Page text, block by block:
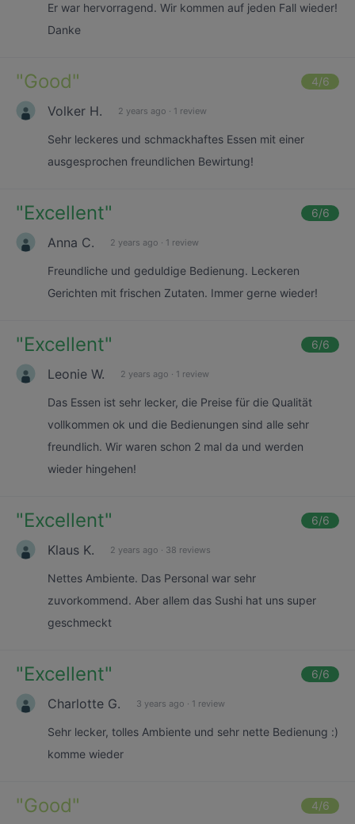
Er war hervorragend. Wir kommen auf jeden Fall wieder!
Danke
"Good" 4/6
Volker H. 2 years ago · 1 review
Sehr leckeres und schmackhaftes Essen mit einer
ausgesprochen freundlichen Bewirtung!
"Excellent" 6/6
Anna C. 2 years ago · 1 review
Freundliche und geduldige Bedienung. Leckeren
Gerichten mit frischen Zutaten. Immer gerne wieder!
"Excellent" 6/6
Leonie W. 2 years ago · 1 review
Das Essen ist sehr lecker, die Preise für die Qualität
vollkommen ok und die Bedienungen sind alle sehr
freundlich. Wir waren schon 2 mal da und werden
wieder hingehen!
"Excellent" 6/6
Klaus K. 2 years ago · 38 reviews
Nettes Ambiente. Das Personal war sehr
zuvorkommend. Aber allem das Sushi hat uns super
geschmeckt
"Excellent" 6/6
Charlotte G. 3 years ago · 1 review
Sehr lecker, tolles Ambiente und sehr nette Bedienung :)
komme wieder
"Good" 4/6